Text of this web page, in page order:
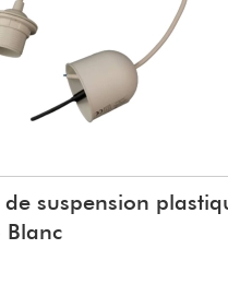
suspension
Blanc